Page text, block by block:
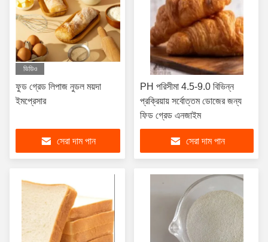
ভিডিও
ফুড গ্রেড লিপাজ নুডল ময়দা
ইমপ্রেসার
সেরা দাম পান
PH পরিসীমা 4.5-9.0 বিভিন্ন
প্রক্রিয়ায় সর্বোত্তম ডোজের জন্য
ফিড গ্রেড এনজাইম
সেরা দাম পান